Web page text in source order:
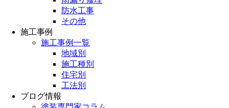
防水工事
その他
施工事例
施工事例一覧
地域別
施工種別
住宅別
工法別
ブログ情報